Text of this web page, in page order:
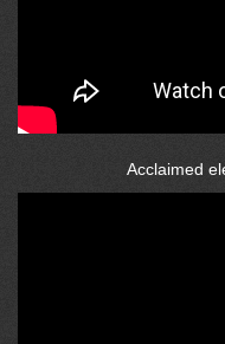
Acclaimed